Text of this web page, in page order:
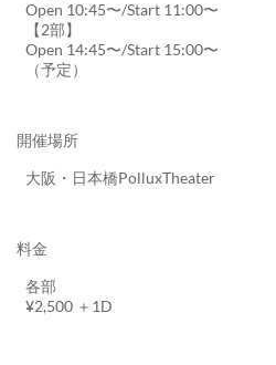
Open 10:45〜/Start 11:00〜
【2部】
Open 14:45〜/Start 15:00〜
（予定）
開催場所
大阪・日本橋PolluxTheater
料金
各部
¥2,500 ＋1D